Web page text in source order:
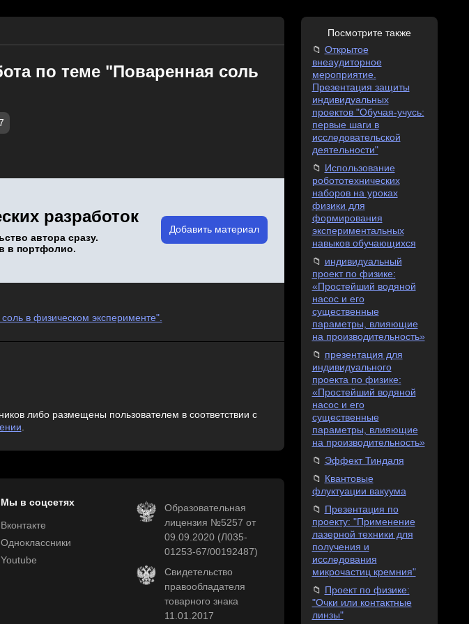
по теме "Поваренная соль
разработок
автора сразу.
в портфолио.
Добавить материал
в физическом эксперименте".
либо размещены пользователем в соответствии с
.
Мы в соцсетях
Вконтакте
Одноклассники
Youtube
Образовательная
лицензия №5257 от
09.09.2020 (Л035-
01253-67/00192487)
Свидетельство
правообладателя
товарного знака
11.01.2017
Посмотрите также
Открытое
внеаудиторное
мероприятие.
Презентация защиты
индивидуальных
проектов "Обучая-учусь:
первые шаги в
исследовательской
деятельности"
Использование
робототехнических
наборов на уроках
физики для
формирования
экспериментальных
навыков обучающихся
индивидуальный
проект по физике:
«Простейший водяной
насос и его
существенные
параметры, влияющие
на производительность»
презентация для
индивидуального
проекта по физике:
«Простейший водяной
насос и его
существенные
параметры, влияющие
на производительность»
Эффект Тиндаля
Квантовые
флуктуации вакуума
Презентация по
проекту: "Применение
лазерной техники для
получения и
исследования
микрочастиц кремния"
Проект по физике:
"Очки или контактные
линзы"